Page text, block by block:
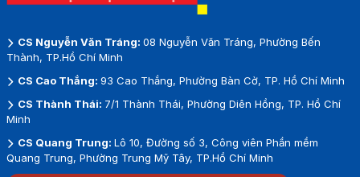
CS Nguyễn Văn Tráng: 08 Nguyễn Văn Tráng, Phường Bến
Thành, TP.Hồ Chí Minh
CS Cao Thắng: 93 Cao Thắng, Phường Bàn Cờ, TP. Hồ Chí Minh
CS Thành Thái: 7/1 Thành Thái, Phường Diên Hồng, TP. Hồ Chí
Minh
CS Quang Trung: Lô 10, Đường số 3, Công viên Phần mềm
Quang Trung, Phường Trung Mỹ Tây, TP.Hồ Chí Minh